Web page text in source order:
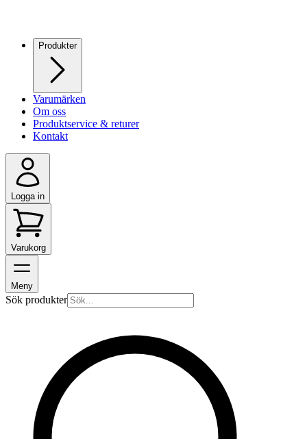
Produkter
Varumärken
Om oss
Produktservice & returer
Kontakt
Logga in
Varukorg
Meny
Sök produkter